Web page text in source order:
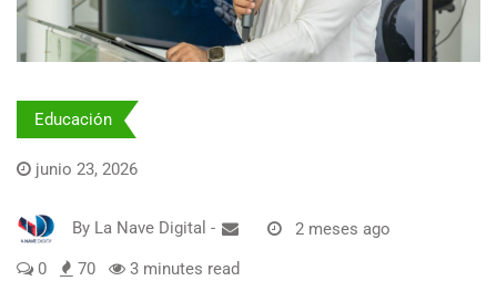
Educación
junio 23, 2026
By La Nave Digital - 2 meses ago
0 70 3 minutes read